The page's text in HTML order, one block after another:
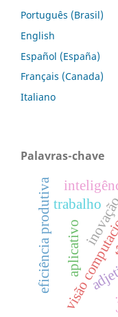
Português (Brasil)
English
Español (España)
Français (Canada)
Italiano
Palavras-chave
visão
eficiência produtiva aplicativo
trabalho